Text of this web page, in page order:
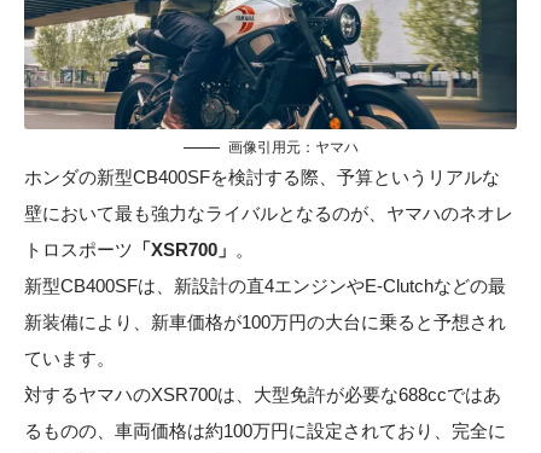
画像引用元： ヤマハ
ホンダの新型CB400SFを検討する際、予算というリアルな
壁において最も強力なライバルとなるのが、ヤマハのネオレ
トロスポーツ 「XSR700」 。
新型CB400SFは、新設計の直4エンジンやE-Clutchなどの最
新装備により、新車価格が100万円の大台に乗ると予想され
ています。
対するヤマハのXSR700は、大型免許が必要な688ccではあ
るものの、車両価格は約100万円に設定されており、完全に